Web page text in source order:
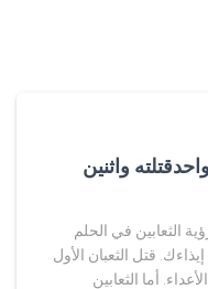
واثنين
الثعابين في الحلم
قتل الثعبان الأول
أما الثعابين